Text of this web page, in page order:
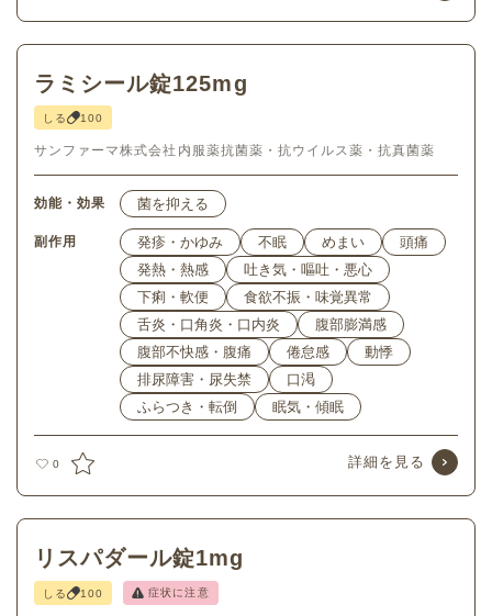
0
ラミシール錠125mg
しる 100
サンファーマ株式会社 内服薬抗菌薬・抗ウイルス薬・抗真菌薬
効能・効果 菌を抑える
副作用 発疹・かゆみ 不眠 めまい
頭痛
発熱・熱感
吐き気・嘔吐・悪心
下痢・軟便
食欲不振・味覚異常
舌炎・口角炎・口内炎
腹部膨満感
腹部不快感・腹痛
倦怠感
動悸
排尿障害・尿失禁
口渇
ふらつき・転倒
眠気・傾眠
詳細を見る
リスパダール錠1mg
しる 100 症状に注意